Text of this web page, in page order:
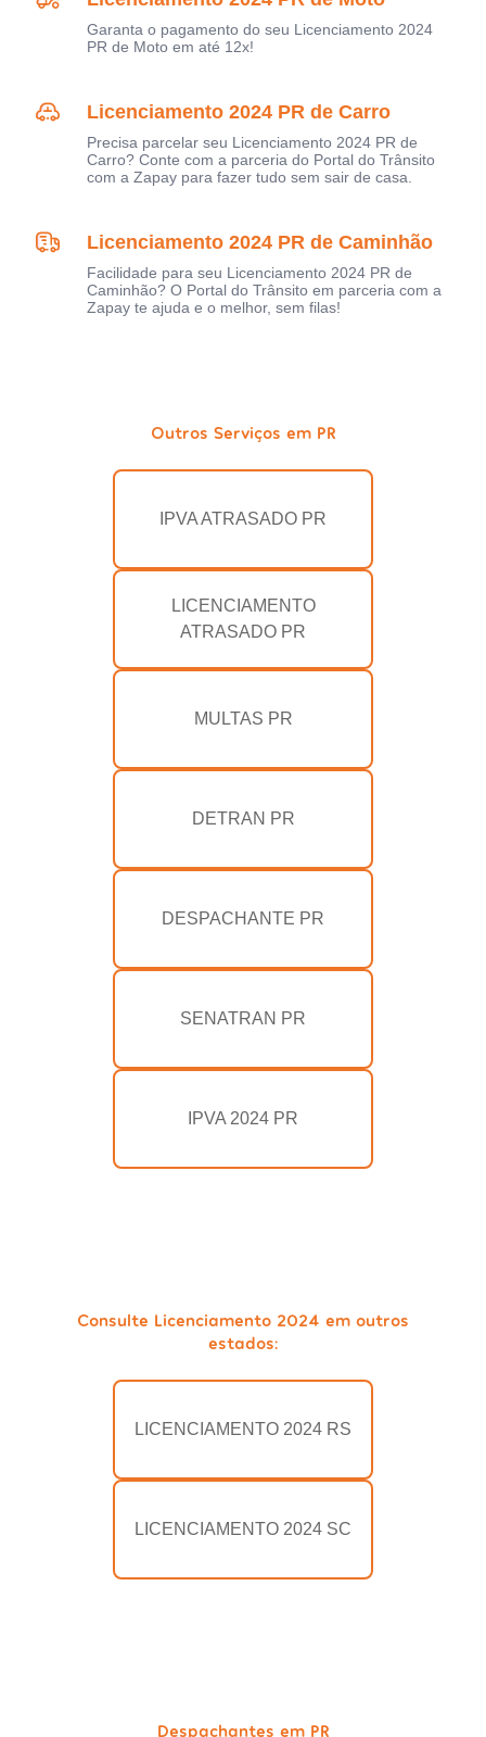
Garanta o pagamento do seu Licenciamento 2024
PR de Moto em até 12x!
Licenciamento 2024 PR de Carro
Precisa parcelar seu Licenciamento 2024 PR de
Carro? Conte com a parceria do Portal do Trânsito
com a Zapay para fazer tudo sem sair de casa.
Licenciamento 2024 PR de Caminhão
Facilidade para seu Licenciamento 2024 PR de
Caminhão? O Portal do Trânsito em parceria com a
Zapay te ajuda e o melhor, sem filas!
Outros Serviços em PR
IPVA ATRASADO PR
LICENCIAMENTO
ATRASADO PR
MULTAS PR
DETRAN PR
DESPACHANTE PR
SENATRAN PR
IPVA 2024 PR
Consulte Licenciamento 2024 em outros
estados:
LICENCIAMENTO 2024 RS
LICENCIAMENTO 2024 SC
Despachantes em PR